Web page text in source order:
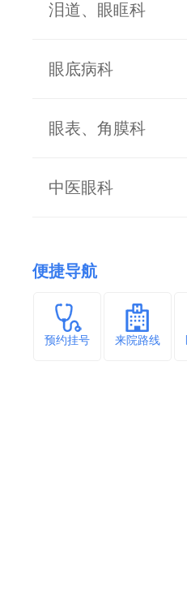
泪道、眼眶科
眼底病科
眼表、角膜科
中医眼科
便捷导航
预约挂号 来院路线